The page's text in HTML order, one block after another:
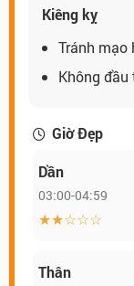
Kiêng kỵ
Tránh mạo
Không đầu
Giờ Đẹp
Dần
03:00-04:59
★★☆☆☆
Thân